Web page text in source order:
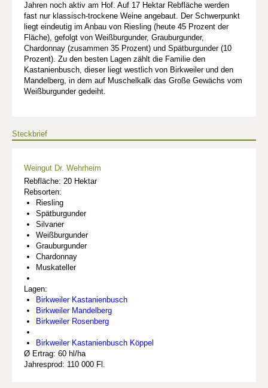
Jahren noch aktiv am Hof. Auf 17 Hektar Rebfläche werden
fast nur klassisch-trockene Weine angebaut. Der Schwerpunkt
liegt eindeutig im Anbau von Riesling (heute 45 Prozent der
Fläche), gefolgt von Weißburgunder, Grauburgunder,
Chardonnay (zusammen 35 Prozent) und Spätburgunder (10
Prozent). Zu den besten Lagen zählt die Familie den
Kastanienbusch, dieser liegt westlich von Birkweiler und den
Mandelberg, in dem auf Muschelkalk das Große Gewächs vom
Weißburgunder gedeiht.
Steckbrief
Weingut Dr. Wehrheim
Rebfläche: 20 Hektar
Rebsorten:
Riesling
Spätburgunder
Silvaner
Weißburgunder
Grauburgunder
Chardonnay
Muskateller
Lagen:
Birkweiler Kastanienbusch
Birkweiler Mandelberg
Birkweiler Rosenberg
Birkweiler Kastanienbusch Köppel
Ø Ertrag: 60 hl/ha
Jahresprod: 110 000 Fl.